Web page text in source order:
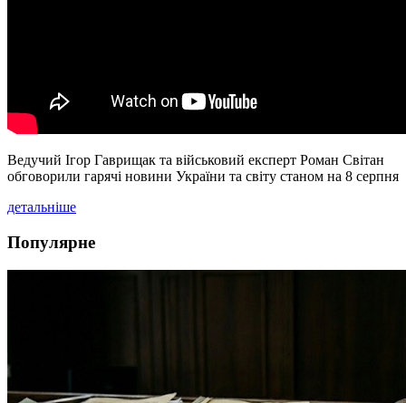
Ведучий Ігор Гаврищак та військовий експерт Роман Світан
обговорили гарячі новини України та світу станом на 8 серпня
детальніше
Популярне